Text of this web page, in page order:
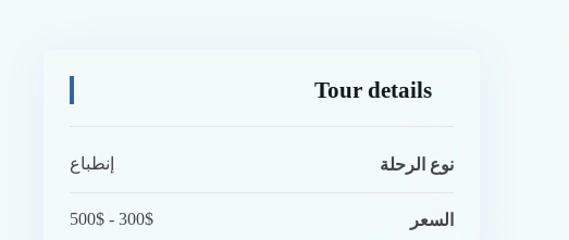
Tour details
نوع الرحلة إنطباع
السعر 300$ - 500$